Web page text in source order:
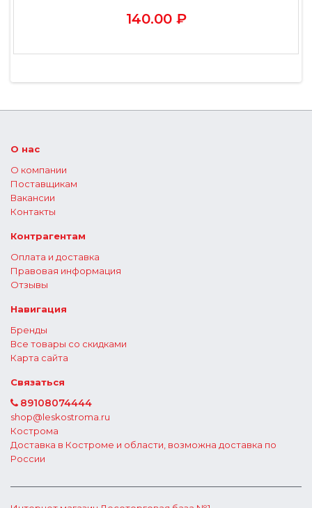
140.00 ₽
О нас
О компании
Поставщикам
Вакансии
Контакты
Контрагентам
Оплата и доставка
Правовая информация
Отзывы
Навигация
Бренды
Все товары со скидками
Карта сайта
Связаться
89108074444
shop@leskostroma.ru
Кострома
Доставка в Костроме и области, возможна доставка по
России